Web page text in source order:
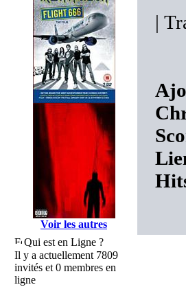
Voir les autres
Qui est en Ligne ?
Il y a actuellement 7809
invités et 0 membres en
ligne
|